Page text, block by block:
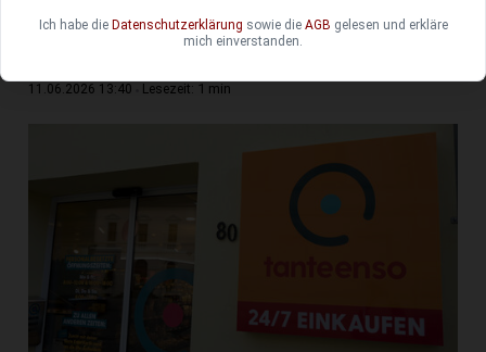
Deutsche Wirtschaftsnachrichten, DPA
11.06.2026 13:40 Lesezeit: 1 min
Ich habe die Datenschutzerklärung sowie die AGB gelesen und erkläre
mich einverstanden.